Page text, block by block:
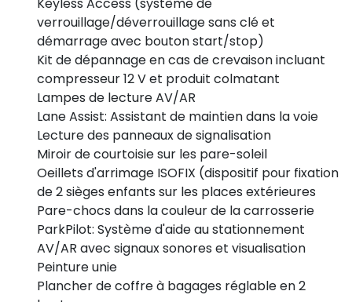
verrouillage/déverrouillage sans clé et
démarrage avec bouton start/stop)
Kit de dépannage en cas de crevaison incluant
compresseur 12 V et produit colmatant
Lampes de lecture AV/AR
Lane Assist: Assistant de maintien dans la voie
Lecture des panneaux de signalisation
Miroir de courtoisie sur les pare-soleil
Oeillets d'arrimage ISOFIX (dispositif pour fixation
de 2 sièges enfants sur les places extérieures
Pare-chocs dans la couleur de la carrosserie
ParkPilot: Système d'aide au stationnement
AV/AR avec signaux sonores et visualisation
Peinture unie
Plancher de coffre à bagages réglable en 2